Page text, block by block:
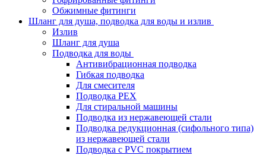
Обжимные фитинги
Шланг для душа, подводка для воды и излив
Излив
Шланг для душа
Подводка для воды
Антивибрационная подводка
Гибкая подводка
Для смесителя
Подводка PEX
Для стиральной машины
Подводка из нержавеющей стали
Подводка редукционная (сифольного типа)
из нержавеющей стали
Подводка с PVC покрытием